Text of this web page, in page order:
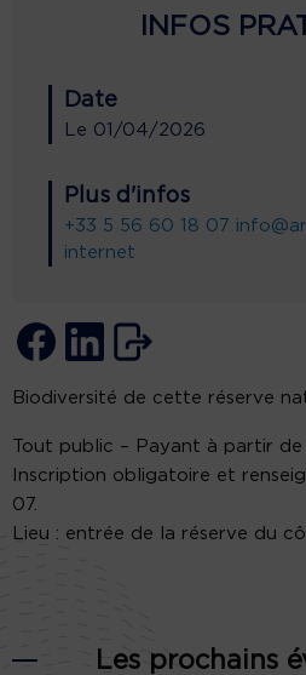
INFOS
Date
Le 01/04/2026
Plus d'infos
+33 5 56 60 18 07
internet
Biodiversité de cette réserve
Tout public – Payant à partir de
Inscription obligatoire et
07.
Lieu : entrée de la réserve du
Les prochains